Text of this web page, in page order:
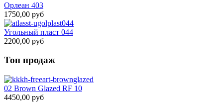
Орлеан 403
1750,00 руб
Угольный пласт 044
2200,00 руб
Топ продаж
02 Brown Glazed RF 10
4450,00 руб